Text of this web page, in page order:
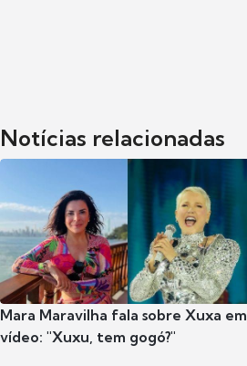
Notícias relacionadas
Mara Maravilha fala sobre Xuxa em
vídeo: "Xuxu, tem gogó?"